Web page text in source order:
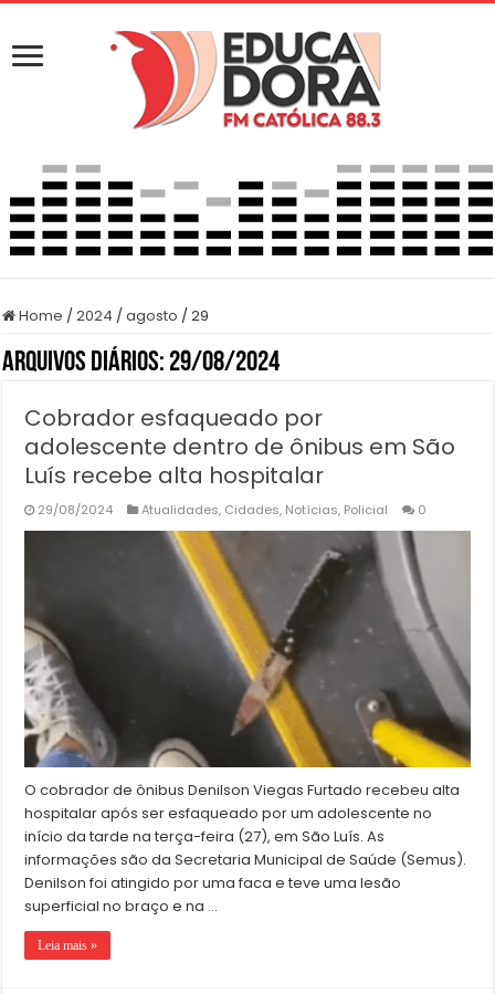
Home /2024 /agosto /29
Arquivos Diários: 29/08/2024
Cobrador esfaqueado por
adolescente dentro de ônibus em São
Luís recebe alta hospitalar
29/08/2024 Atualidades, Cidades, Notícias, Policial 0
O cobrador de ônibus Denilson Viegas Furtado recebeu alta
hospitalar após ser esfaqueado por um adolescente no
início da tarde na terça-feira (27), em São Luís. As
informações são da Secretaria Municipal de Saúde (Semus).
Denilson foi atingido por uma faca e teve uma lesão
superficial no braço e na …
Leia mais »